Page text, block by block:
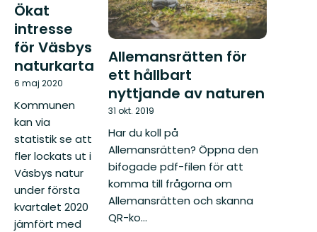
Ökat
intresse
för Väsbys
naturkarta
6 maj 2020
Kommunen
kan via
statistik se att
fler lockats ut i
Väsbys natur
under första
kvartalet 2020
jämfört med
Allemansrätten för
ett hållbart
nyttjande av naturen
31 okt. 2019
Har du koll på
Allemansrätten? Öppna den
bifogade pdf-filen för att
komma till frågorna om
Allemansrätten och skanna
QR-ko...